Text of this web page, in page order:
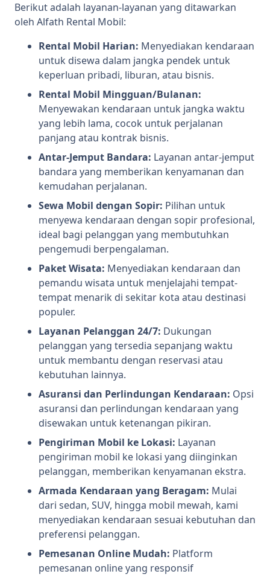
Berikut adalah layanan-layanan yang ditawarkan
oleh Alfath Rental Mobil:
Rental Mobil Harian: Menyediakan kendaraan
untuk disewa dalam jangka pendek untuk
keperluan pribadi, liburan, atau bisnis.
Rental Mobil Mingguan/Bulanan:
Menyewakan kendaraan untuk jangka waktu
yang lebih lama, cocok untuk perjalanan
panjang atau kontrak bisnis.
Antar-Jemput Bandara: Layanan antar-jemput
bandara yang memberikan kenyamanan dan
kemudahan perjalanan.
Sewa Mobil dengan Sopir: Pilihan untuk
menyewa kendaraan dengan sopir profesional,
ideal bagi pelanggan yang membutuhkan
pengemudi berpengalaman.
Paket Wisata: Menyediakan kendaraan dan
pemandu wisata untuk menjelajahi tempat-
tempat menarik di sekitar kota atau destinasi
populer.
Layanan Pelanggan 24/7: Dukungan
pelanggan yang tersedia sepanjang waktu
untuk membantu dengan reservasi atau
kebutuhan lainnya.
Asuransi dan Perlindungan Kendaraan: Opsi
asuransi dan perlindungan kendaraan yang
disewakan untuk ketenangan pikiran.
Pengiriman Mobil ke Lokasi: Layanan
pengiriman mobil ke lokasi yang diinginkan
pelanggan, memberikan kenyamanan ekstra.
Armada Kendaraan yang Beragam: Mulai
dari sedan, SUV, hingga mobil mewah, kami
menyediakan kendaraan sesuai kebutuhan dan
preferensi pelanggan.
Pemesanan Online Mudah: Platform
pemesanan online yang responsif